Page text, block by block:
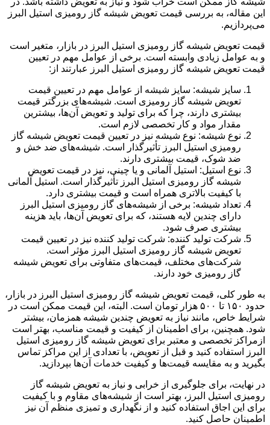
این مقاله، به بررسی قیمت تعویض شیشه گاز رومیزی استیل البرز
می‌پردازیم.
قیمت تعویض شیشه گاز رومیزی استیل البرز در بازار، متغیر است
و به عوامل زیادی وابسته است. برخی از عوامل مهم در تعیین
قیمت تعویض شیشه گاز رومیزی استیل البرز عبارتند از:
سایز شیشه: سایز شیشه از عوامل مهم در تعیین قیمت
تعویض شیشه گاز رومیزی است. شیشه‌های بزرگتر قیمت
بیشتری دارند، چرا که برای تولید و تعویض آن‌ها، بیشترین
مقدار مواد و کار تخصصی لازم است.
نوع شیشه: نوع شیشه نیز در تعیین قیمت تعویض شیشه گاز
رومیزی استیل البرز تأثیرگذار است. شیشه‌های ضد خش و
ضد شوک، قیمت بیشتری دارند.
نوع استیل: استیل آلمانی و یا چینی، نیز در قیمت تعویض
شیشه گاز رومیزی استیل البرز تأثیرگذار است. استیل آلمانی
با کیفیت بالاتری همراه است و قیمت بیشتری دارد.
تعداد شیشه: برخی از شیشه‌های گاز رومیزی استیل البرز
دارای چندین لایه هستند، که برای تعویض آن‌ها، باید هزینه
بیشتری صرف شود.
شرکت تولید کننده: شرکت تولید کننده نیز در تعیین قیمت
تعویض شیشه گاز رومیزی استیل البرز مؤثر است.
شرکت‌های مختلف، قیمت‌های متفاوتی برای تعویض شیشه
گاز رومیزی خود دارند.
به طور کلی، قیمت تعویض شیشه گاز رومیزی استیل البرز در بازار،
حدود ۱۵۰ تا ۵۰۰ هزار تومان است. البته، این قیمت ممکن است در
شرایط خاص، مانند نیاز به تعویض چندین شیشه همزمان، بیشتر
شود. همچنین، برای اطمینان از کیفیت و قیمت مناسب، بهتر است
ازمراکز تخصصی و معتبر برای تعویض شیشه گاز رومیزی استیل
البرز استفاده کنید و قبل از تعویض، با تعدادی از این مراکز تماس
بگیرید و به مقایسه قیمت‌ها و کیفیت خدمات آن‌ها بپردازید.
در نهایت، برای جلوگیری از خرابی و نیاز به تعویض شیشه گاز
رومیزی استیل البرز، بهتر است از شیشه‌های مقاوم و با کیفیت
برای این اجاق استفاده کنید و از نگهداری و تمیزی منظم آن نیز
اطمینان حاصل کنید.